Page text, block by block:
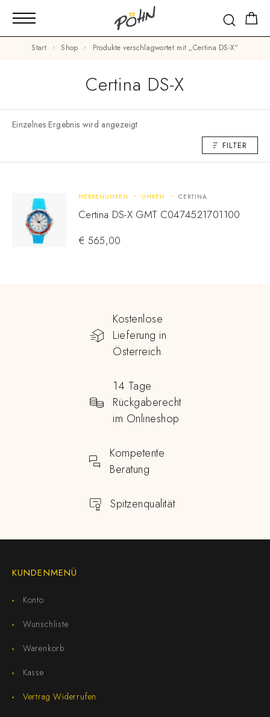
Start Shop Produkte verschlagwortet mit „Certina DS-X“
Certina DS-X
Einzelnes Ergebnis wird angezeigt
FILTER
HERRENUHREN UHREN CERTINA
Certina DS-X GMT C0474521701100
€ 565,00
Kostenlose
Lieferung in
Österreich
14 Tage
Rückgaberecht
im Onlineshop
Kompetente
Beratung
Spitzenqualität
KUNDENMENÜ
Konto
Wunschliste
Warenkorb
Kasse
Vertrag Widerrufen